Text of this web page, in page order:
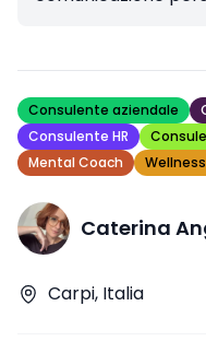
Consulente aziendale
Consulente HR
Mental Coach
Caterina
Carpi, Italia